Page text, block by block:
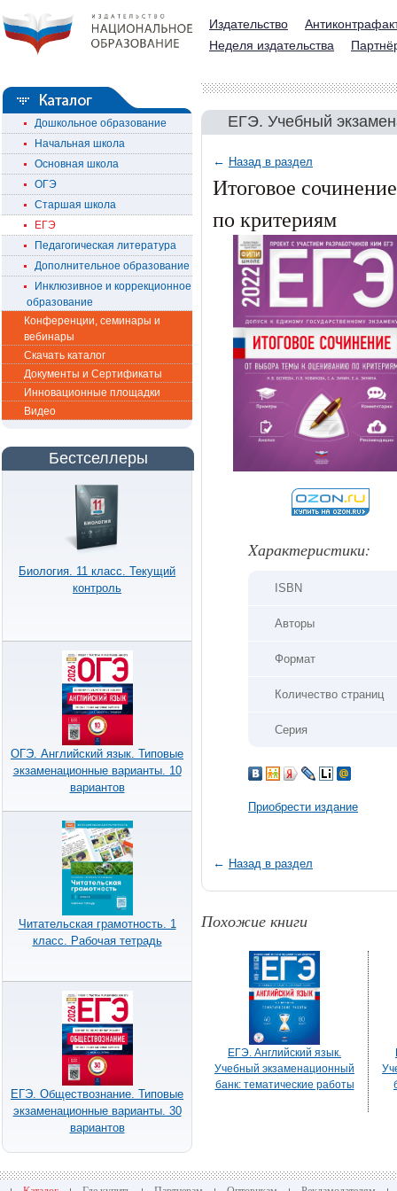
Издательство
Неделя издательства
Дошкольное образование
Начальная школа
Основная школа
ОГЭ
Старшая школа
ЕГЭ
Педагогическая литература
Дополнительное образование
Инклюзивное и коррекционное
образование
Конференции, семинары и
вебинары
Скачать каталог
Документы и Сертификаты
Инновационные площадки
Видео
Бестселлеры
Биология. 11 класс. Текущий
контроль
ОГЭ. Английский язык. Типовые
экзаменационные варианты. 10
вариантов
Читательская грамотность. 1
класс. Рабочая тетрадь
ЕГЭ. Обществознание. Типовые
экзаменационные варианты. 30
вариантов
ЕГЭ. Учебный
← Назад в раздел
Итоговое
по критериям
Xарактеристики:
ISBN
Авторы
Формат
Количество страниц
Серия
Приобрести издание
← Назад в раздел
Похожие книги
ЕГЭ. Английский язык.
Учебный экзаменационный
банк: тематические работы